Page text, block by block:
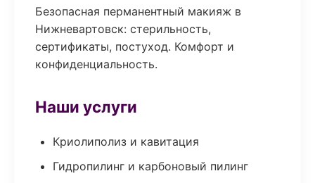
Безопасная перманентный макияж в
Нижневартовск: стерильность,
сертификаты, постуход. Комфорт и
конфиденциальность.
Наши услуги
Криолиполиз и кавитация
Гидропилинг и карбоновый пилинг